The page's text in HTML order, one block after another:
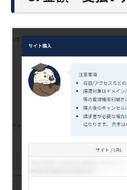
ドメイン価格
サーバー料金